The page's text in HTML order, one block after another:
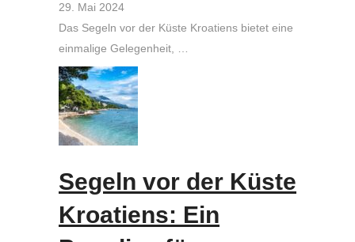
29. Mai 2024
Das Segeln vor der Küste Kroatiens bietet eine
einmalige Gelegenheit, …
Segeln vor der Küste
Kroatiens: Ein